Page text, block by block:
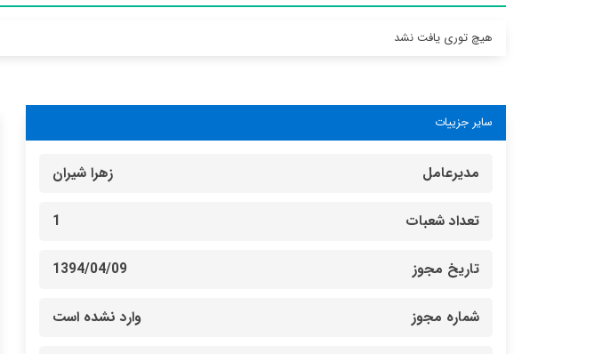
هیچ توری یافت نشد
سایر جزییات
مدیرعامل زهرا شیران
تعداد شعبات 1
تاریخ مجوز 1394/04/09
شماره مجوز وارد نشده است